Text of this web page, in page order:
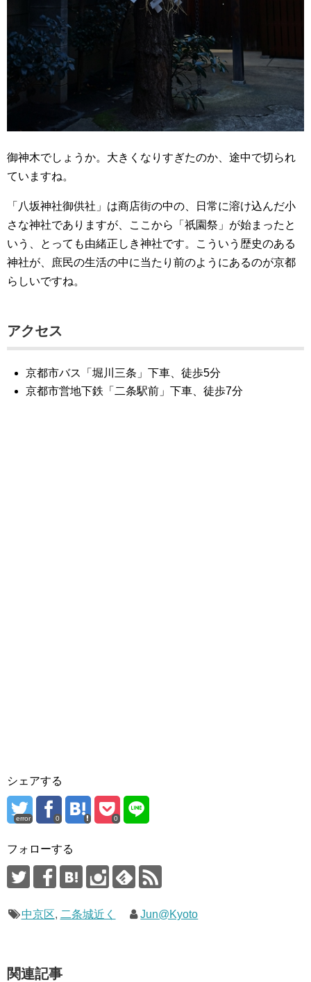
御神木でしょうか。大きくなりすぎたのか、途中で切られ
ていますね。
「八坂神社御供社」は商店街の中の、日常に溶け込んだ小
さな神社でありますが、ここから「祇園祭」が始まったと
いう、とっても由緒正しき神社です。こういう歴史のある
神社が、庶民の生活の中に当たり前のようにあるのが京都
らしいですね。
アクセス
京都市バス「堀川三条」下車、徒歩5分
京都市営地下鉄「二条駅前」下車、徒歩7分
シェアする
error 0 0
フォローする
中京区, 二条城近く Jun@Kyoto
関連記事